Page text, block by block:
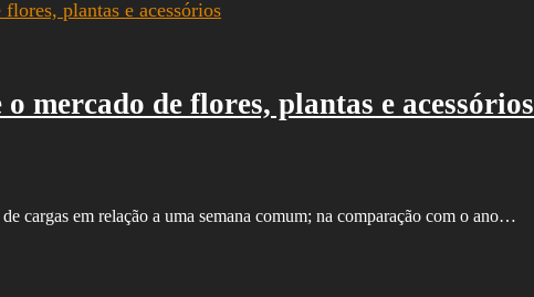
mercado de flores, plantas e acessórios
cargas em relação a uma semana comum; na comparação com o ano…